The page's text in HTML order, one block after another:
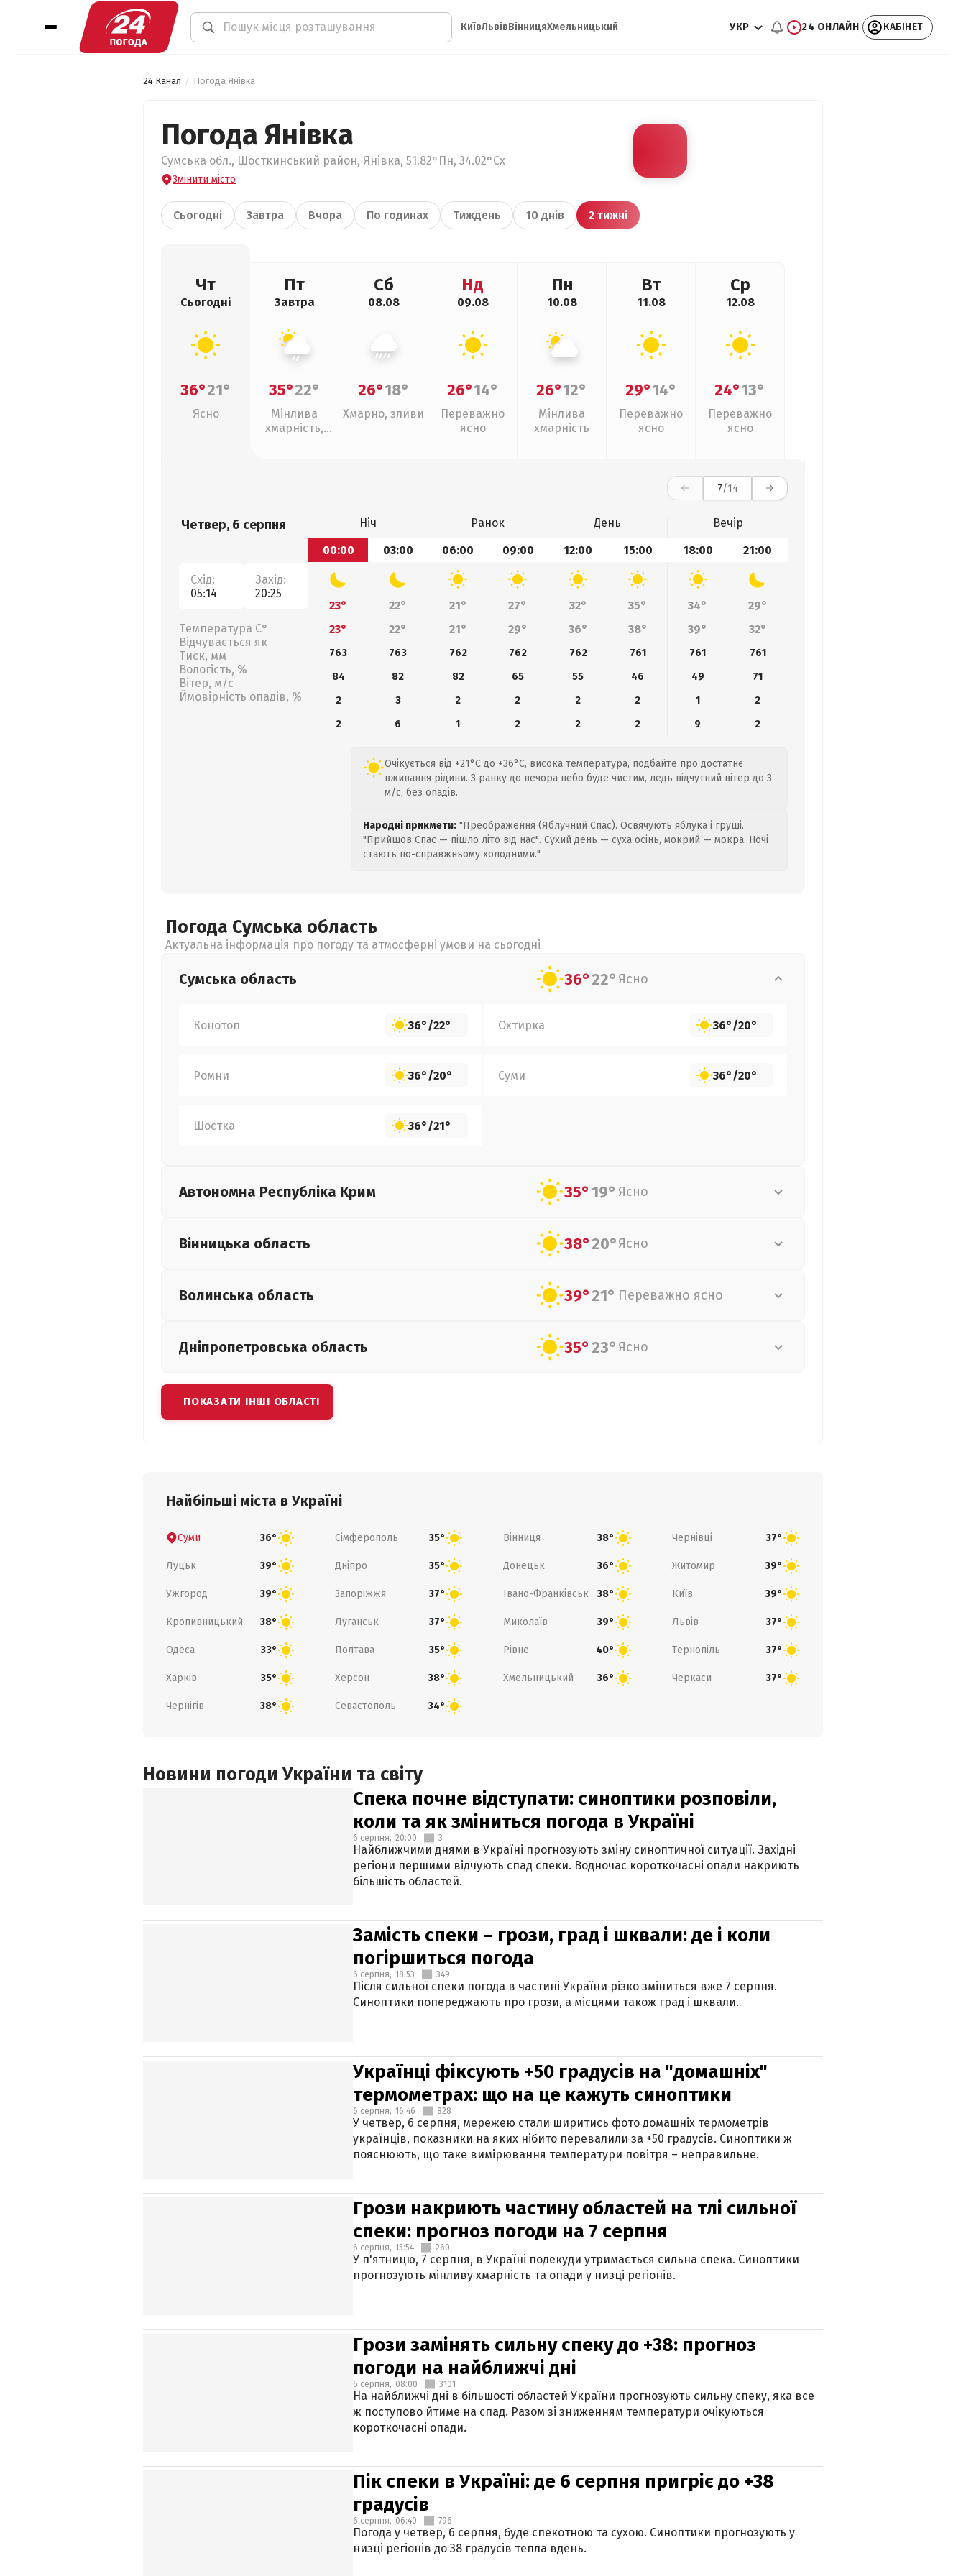
КиївЛьвівВінницяХмельницький УКР 24 ОНЛАЙН КАБІНЕТ
24 Канал Погода Янівка
Погода Янівка
Сумська обл., Шосткинський район, Янівка, 51.82°Пн, 34.02°Сх
Змінити місто
Сьогодні Завтра Вчора По годинах Тиждень 10 днів 2 тижні
Чт
Сьогодні
36°21°
Ясно
Пт
Завтра
35°22°
Мінлива
хмарність,
Сб
08.08
26°18°
Хмарно, зливи
Нд
09.08
26°14°
Переважно
ясно
Пн
10.08
26°12°
Мінлива
хмарність
Вт
11.08
29°14°
Переважно
ясно
Ср
12.08
24°13°
Переважно
ясно
7/14
Четвер, 6 серпня
Схід:
05:14
Захід:
20:25
Температура С°
Відчувається як
Тиск, мм
Вологість, %
Вітер, м/с
Ймовірність опадів, %
Ніч Ранок День
Вечір
00:00
03:00 06:00 09:00 12:00 15:00 18:00 21:00
23° 22° 21° 27° 32° 35° 34°
29°
23°
22° 21° 29° 36° 38° 39° 32°
763 763 762 762 762 761 761
761
84
82 82 65 55 46 49
71
2
3 2 2 2 2 1
2
2
6 1 2 2 2 9 2
Очікується від +21°C до +36°C, висока температура, подбайте про достатнє
вживання рідини. З ранку до вечора небо буде чистим, ледь відчутний вітер до 3
м/с, без опадів.
Народні прикмети: "Преображення (Яблучний Спас). Освячують яблука і груші.
"Прийшов Спас — пішло літо від нас". Сухий день — суха осінь, мокрий — мокра. Ночі
стають по-справжньому холодними."
Погода Сумська область
Актуальна інформація про погоду та атмосферні умови на сьогодні
Сумська область 36°22° Ясно
Конотоп 36°/22° Охтирка 36°/20°
Ромни 36°/20° Суми 36°/20°
Шостка 36°/21°
Автономна Республіка Крим 35°19° Ясно
Вінницька область 38°20°Ясно
Волинська область 39°21° Переважно ясно
Дніпропетровська область 35°23° Ясно
ПОКАЗАТИ ІНШІ ОБЛАСТІ
Найбільші міста в Україні
Суми 36° Сімферополь 35° Вінниця 38° Чернівці 37°
Луцьк 39° Дніпро 35° Донецьк 36° Житомир 39°
Ужгород 39° Запоріжжя 37° Івано-Франківськ 38° Київ 39°
Кропивницький 38° Луганськ 37° Миколаїв 39° Львів 37°
Одеса 33° Полтава 35° Рівне 40° Тернопіль 37°
Харків 35° Херсон 38° Хмельницький 36° Черкаси 37°
Чернігів 38° Севастополь 34°
Новини погоди України та світу
Спека почне відступати: синоптики розповіли,
коли та як зміниться погода в Україні
6 серпня, 20:00 3
Найближчими днями в Україні прогнозують зміну синоптичної ситуації. Західні
регіони першими відчують спад спеки. Водночас короткочасні опади накриють
більшість областей.
Замість спеки – грози, град і шквали: де і коли
погіршиться погода
6 серпня, 18:53 349
Після сильної спеки погода в частині України різко зміниться вже 7 серпня.
Синоптики попереджають про грози, а місцями також град і шквали.
Українці фіксують +50 градусів на "домашніх"
термометрах: що на це кажуть синоптики
6 серпня, 16:46 828
У четвер, 6 серпня, мережею стали ширитись фото домашніх термометрів
українців, показники на яких нібито перевалили за +50 градусів. Синоптики ж
пояснюють, що таке вимірювання температури повітря – неправильне.
Грози накриють частину областей на тлі сильної
спеки: прогноз погоди на 7 серпня
6 серпня, 15:54 260
У п'ятницю, 7 серпня, в Україні подекуди утримається сильна спека. Синоптики
прогнозують мінливу хмарність та опади у низці регіонів.
Грози замінять сильну спеку до +38: прогноз
погоди на найближчі дні
6 серпня, 08:00 3101
На найближчі дні в більшості областей України прогнозують сильну спеку, яка все
ж поступово йтиме на спад. Разом зі зниженням температури очікуються
короткочасні опади.
Пік спеки в Україні: де 6 серпня пригріє до +38
градусів
6 серпня, 06:40 796
Погода у четвер, 6 серпня, буде спекотною та сухою. Синоптики прогнозують у
низці регіонів до 38 градусів тепла вдень.